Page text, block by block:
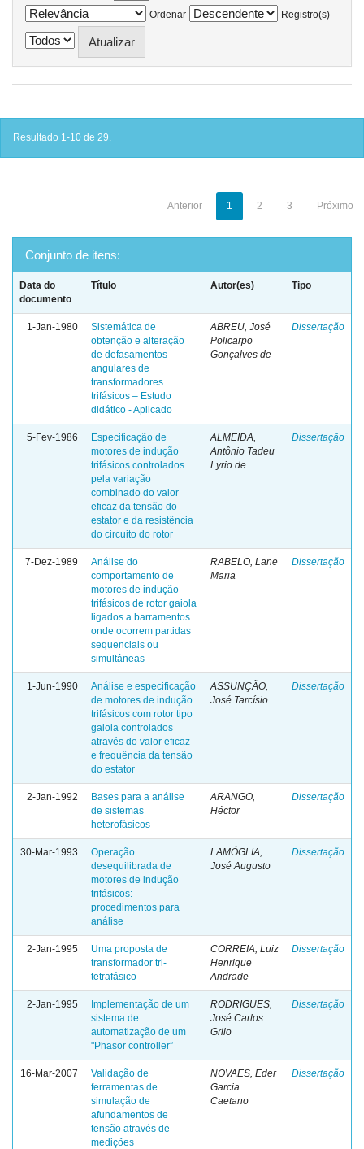
Ordenar
Registro(s)
Resultado 1-10 de 29.
Anterior 1 2 3 Próximo
Conjunto de itens:
Data do
documento
Título Autor(es) Tipo
1-Jan-1980
Sistemática de
obtenção e alteração
de defasamentos
angulares de
transformadores
trifásicos – Estudo
didático - Aplicado
ABREU, José
Policarpo
Gonçalves de
Dissertação
5-Fev-1986
Especificação de
motores de indução
trifásicos controlados
pela variação
combinado do valor
eficaz da tensão do
estator e da resistência
do circuito do rotor
ALMEIDA,
Antônio Tadeu
Lyrio de
Dissertação
7-Dez-1989
Análise do
comportamento de
motores de indução
trifásicos de rotor gaiola
ligados a barramentos
onde ocorrem partidas
sequenciais ou
simultâneas
RABELO, Lane
Maria
Dissertação
1-Jun-1990
Análise e especificação
de motores de indução
trifásicos com rotor tipo
gaiola controlados
através do valor eficaz
e frequência da tensão
do estator
ASSUNÇÃO,
José Tarcísio
Dissertação
2-Jan-1992
Bases para a análise
de sistemas
heterofásicos
ARANGO,
Héctor
Dissertação
30-Mar-1993
Operação
desequilibrada de
motores de indução
trifásicos:
procedimentos para
análise
LAMÓGLIA,
José Augusto
Dissertação
2-Jan-1995
Uma proposta de
transformador tri-
tetrafásico
CORREIA, Luiz
Henrique
Andrade
Dissertação
2-Jan-1995
Implementação de um
sistema de
automatização de um
"Phasor controller”
RODRIGUES,
José Carlos
Grilo
Dissertação
16-Mar-2007
Validação de
ferramentas de
simulação de
afundamentos de
tensão através de
medições
NOVAES, Eder
Garcia
Caetano
Dissertação